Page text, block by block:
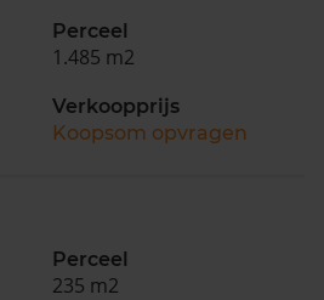
Perceel
1.485 m2
Verkoopprijs
Koopsom opvragen
Perceel
235 m2